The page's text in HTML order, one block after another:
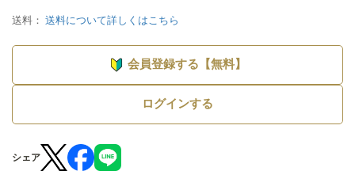
送料： 送料について詳しくはこちら
会員登録する【無料】
ログインする
シェア